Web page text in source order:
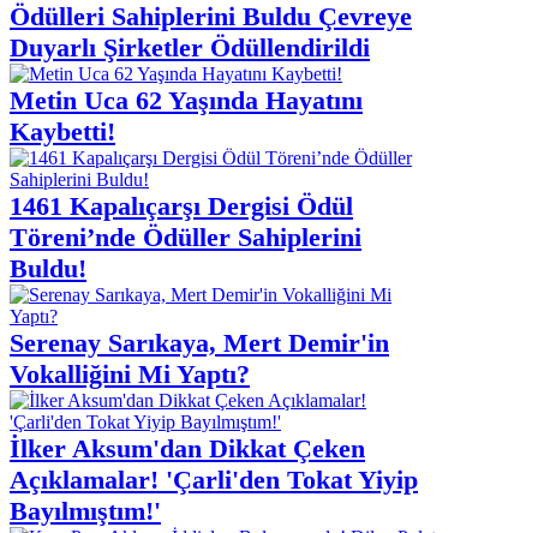
Ödülleri Sahiplerini Buldu Çevreye
Duyarlı Şirketler Ödüllendirildi
Metin Uca 62 Yaşında Hayatını
Kaybetti!
1461 Kapalıçarşı Dergisi Ödül
Töreni’nde Ödüller Sahiplerini
Buldu!
Serenay Sarıkaya, Mert Demir'in
Vokalliğini Mi Yaptı?
İlker Aksum'dan Dikkat Çeken
Açıklamalar! 'Çarli'den Tokat Yiyip
Bayılmıştım!'